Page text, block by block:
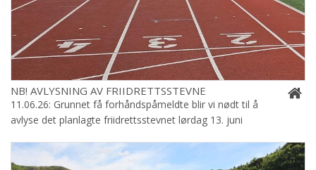
NB! AVLYSNING AV FRIIDRETTSSTEVNE
11.06.26: Grunnet få forhåndspåmeldte blir vi nødt til å
avlyse det planlagte friidrettsstevnet lørdag 13. juni